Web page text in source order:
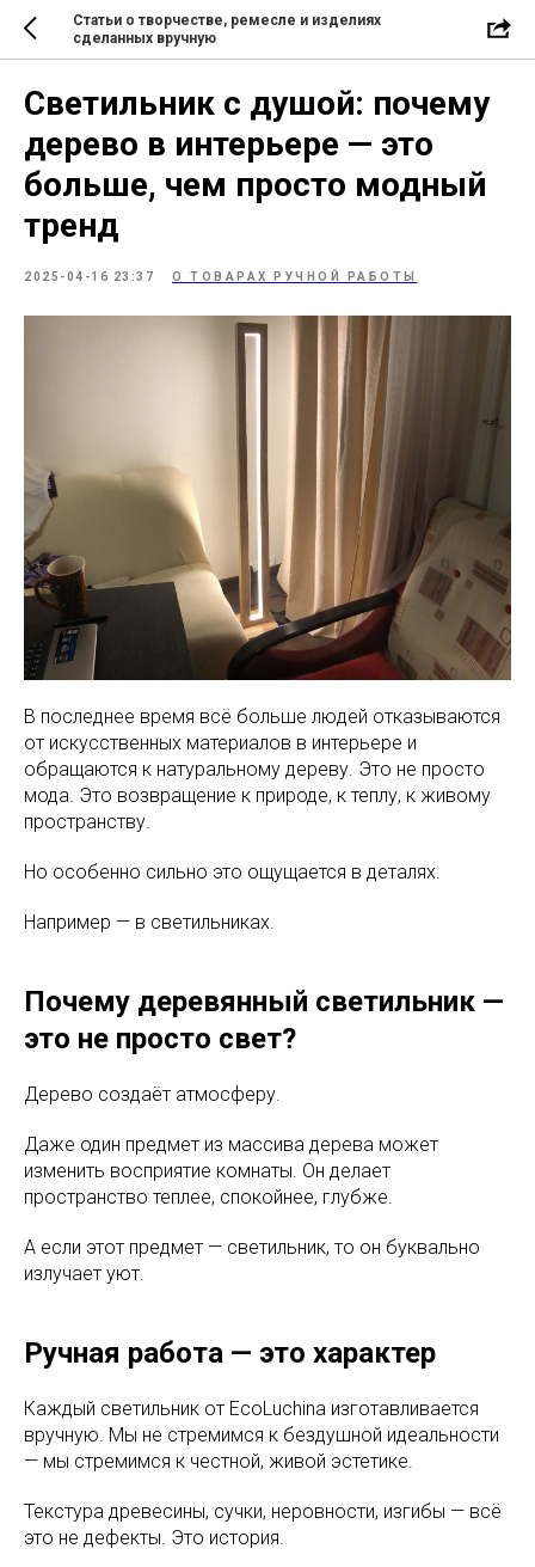
Статьи о творчестве, ремесле и изделиях
сделанных вручную
Светильник с душой: почему
дерево в интерьере — это
больше, чем просто модный
тренд
2025-04-16 23:37 О ТОВАРАХ РУЧНОЙ РАБОТЫ
В последнее время всё больше людей отказываются
от искусственных материалов в интерьере и
обращаются к натуральному дереву. Это не просто
мода. Это возвращение к природе, к теплу, к живому
пространству.
Но особенно сильно это ощущается в деталях.
Например — в светильниках.
Почему деревянный светильник —
это не просто свет?
Дерево создаёт атмосферу.
Даже один предмет из массива дерева может
изменить восприятие комнаты. Он делает
пространство теплее, спокойнее, глубже.
А если этот предмет — светильник, то он буквально
излучает уют.
Ручная работа — это характер
Каждый светильник от EcoLuchina изготавливается
вручную. Мы не стремимся к бездушной идеальности
— мы стремимся к честной, живой эстетике.
Текстура древесины, сучки, неровности, изгибы — всё
это не дефекты. Это история.